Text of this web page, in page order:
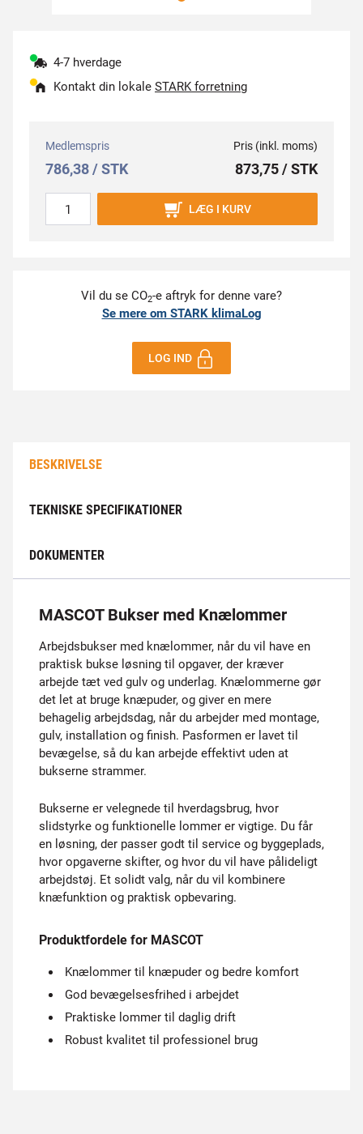
4-7 hverdage
Kontakt din lokale STARK forretning
Medlemspris
786,38 / STK
Pris (inkl. moms)
873,75 / STK
LÆG I KURV
Vil du se CO2-e aftryk for denne vare?
Se mere om STARK klimaLog
LOG IND
BESKRIVELSE
TEKNISKE SPECIFIKATIONER
DOKUMENTER
MASCOT Bukser med Knælommer
Arbejdsbukser med knælommer, når du vil have en
praktisk bukse løsning til opgaver, der kræver
arbejde tæt ved gulv og underlag. Knælommerne gør
det let at bruge knæpuder, og giver en mere
behagelig arbejdsdag, når du arbejder med montage,
gulv, installation og finish. Pasformen er lavet til
bevægelse, så du kan arbejde effektivt uden at
bukserne strammer.
Bukserne er velegnede til hverdagsbrug, hvor
slidstyrke og funktionelle lommer er vigtige. Du får
en løsning, der passer godt til service og byggeplads,
hvor opgaverne skifter, og hvor du vil have pålideligt
arbejdstøj. Et solidt valg, når du vil kombinere
knæfunktion og praktisk opbevaring.
Produktfordele for MASCOT
Knælommer til knæpuder og bedre komfort
God bevægelsesfrihed i arbejdet
Praktiske lommer til daglig drift
Robust kvalitet til professionel brug